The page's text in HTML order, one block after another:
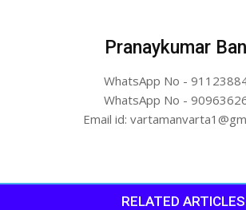
Pranaykumar
WhatsApp No -
WhatsApp No -
Email id:
RELATED ARTICLES